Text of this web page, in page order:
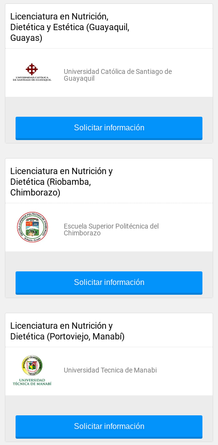
Licenciatura en Nutrición,
Dietética y Estética (Guayaquil,
Guayas)
Universidad Católica de Santiago de
Guayaquil
Solicitar información
Licenciatura en Nutrición y
Dietética (Riobamba,
Chimborazo)
Escuela Superior Politécnica del
Chimborazo
Solicitar información
Licenciatura en Nutrición y
Dietética (Portoviejo, Manabí)
Universidad Tecnica de Manabi
Solicitar información